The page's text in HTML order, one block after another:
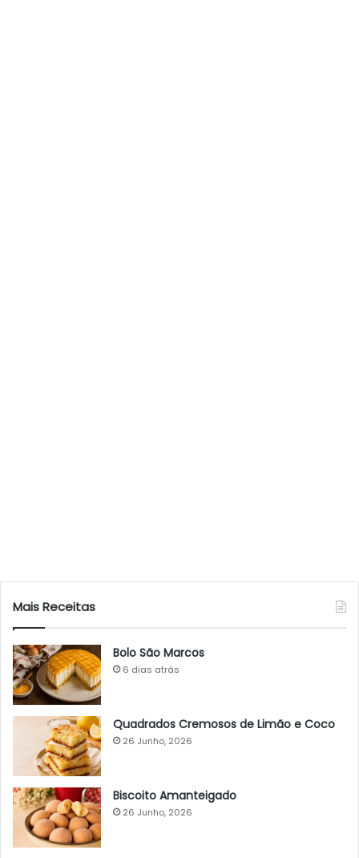
Mais Receitas
Bolo São Marcos
6 dias atrás
Quadrados Cremosos de Limão e Coco
26 Junho, 2026
Biscoito Amanteigado
26 Junho, 2026